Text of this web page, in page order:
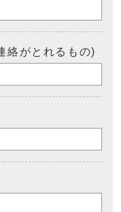
絡がとれるもの)